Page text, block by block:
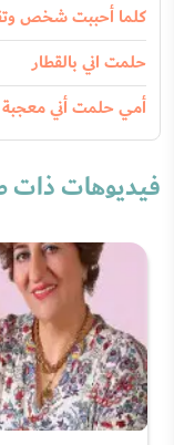
كلما أحببت شخص
حلمت اني بالقطار
أمي حلمت أني
فيديوهات ذات